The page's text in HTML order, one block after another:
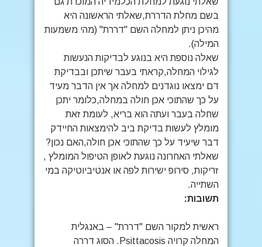
בשם מחלת הדררת,שאלתי הראשונה היא
מהיכן ניתן למחלה השם "דררת" (מהי משמעות
המילה).
שאלה נוספת היא בנוגע לבדיקות הנעשות
לגילוי המחלה,קראתי בעבר שיתכן ובבדיקת
דם ימצאו נוגדנים למחלה אך אין הדבר מעיד
על כך שהתוכי אכן חולה במחלה,כלומר יתכן
שחלה בעבר ועתה הוא בריא, לעומת זאת
מומלץ לעשות בדיקת ביב להימצאות החיידק
דבר שיעיד על כך שהתוכי אכן חולה,האם נכון?
שאלתי האחרונה נוגעת לאופן הטיפול המומלץ ,
זריקות, סירופ ישירות לפה או אנטיביוטיקה במי
השתייה.
תשובות:
ראשית למקור השם "דררת" – באנגלית
המחלה קרויה Psittacosis. הסוג דררה